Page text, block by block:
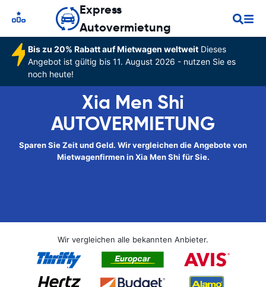
Express
Autovermietung
Bis zu 20% Rabatt auf Mietwagen weltweitDieses
Angebot ist gültig bis 11. August 2026 - nutzen Sie es
noch heute!
Xia Men Shi
AUTOVERMIETUNG
Sparen Sie Zeit und Geld. Wir vergleichen die Angebote von
Mietwagenfirmen in Xia Men Shi für Sie.
Wir vergleichen alle bekannten Anbieter.